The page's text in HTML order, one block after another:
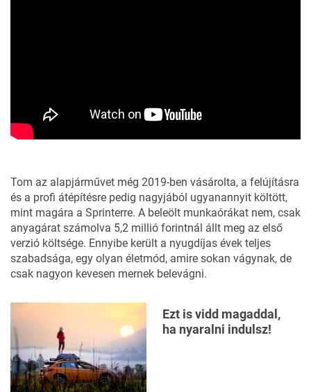
Tom az alapjárművet még 2019-ben vásárolta, a felújításra
és a profi átépítésre pedig nagyjából ugyanannyit költött,
mint magára a Sprinterre. A beleölt munkaórákat nem, csak
anyagárat számolva 5,2 millió forintnál állt meg az első
verzió költsége. Ennyibe került a nyugdíjas évek teljes
szabadsága, egy olyan életmód, amire sokan vágynak, de
csak nagyon kevesen mernek belevágni.
Ezt is vidd magaddal,
ha nyaralni indulsz!